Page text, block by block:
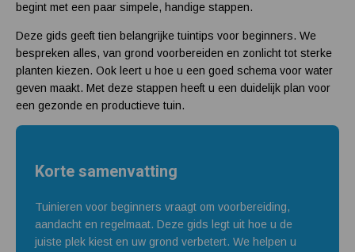
begint met een paar simpele, handige stappen.
Deze gids geeft tien belangrijke tuintips voor beginners. We
bespreken alles, van grond voorbereiden en zonlicht tot sterke
planten kiezen. Ook leert u hoe u een goed schema voor water
geven maakt. Met deze stappen heeft u een duidelijk plan voor
een gezonde en productieve tuin.
Korte samenvatting
Tuinieren voor beginners vraagt om voorbereiding,
aandacht en regelmaat. Deze gids legt uit hoe u de
juiste plek kiest en uw grond verbetert. We helpen u